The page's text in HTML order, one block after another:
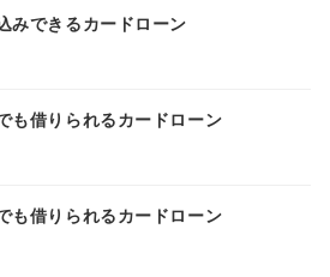
みできるカードローン
も借りられるカードローン
も借りられるカードローン